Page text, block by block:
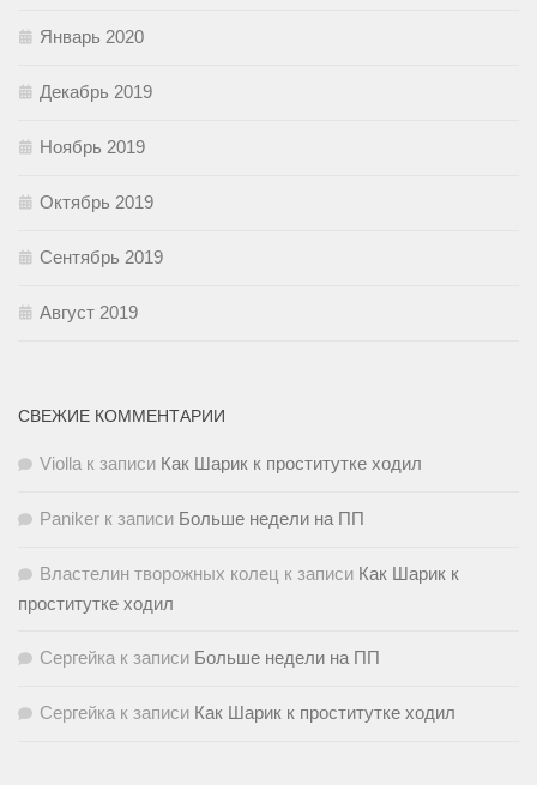
Январь 2020
Декабрь 2019
Ноябрь 2019
Октябрь 2019
Сентябрь 2019
Август 2019
СВЕЖИЕ КОММЕНТАРИИ
Violla к записи Как Шарик к проститутке ходил
Paniker к записи Больше недели на ПП
Властелин творожных колец к записи Как Шарик к
проститутке ходил
Сергейка к записи Больше недели на ПП
Сергейка к записи Как Шарик к проститутке ходил